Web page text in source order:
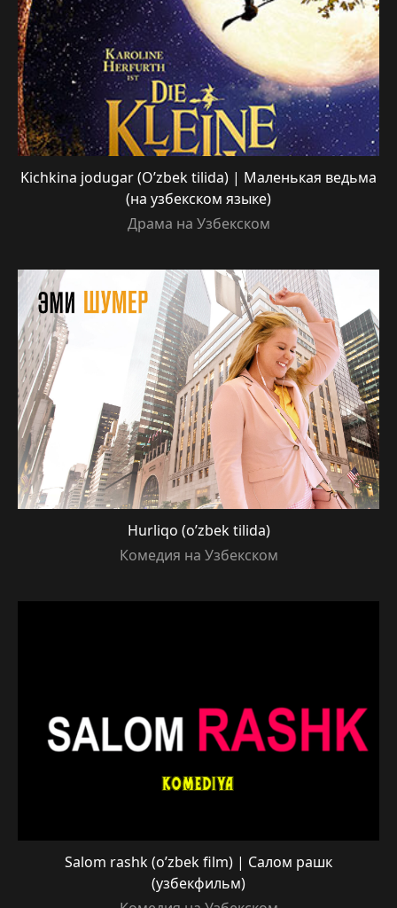
Kichkina jodugar (O’zbek tilida) | Маленькая ведьма
(на узбекском языке)
Драма на Узбекском
Hurliqo (o’zbek tilida)
Комедия на Узбекском
Salom rashk (o’zbek film) | Салом рашк
(узбекфильм)